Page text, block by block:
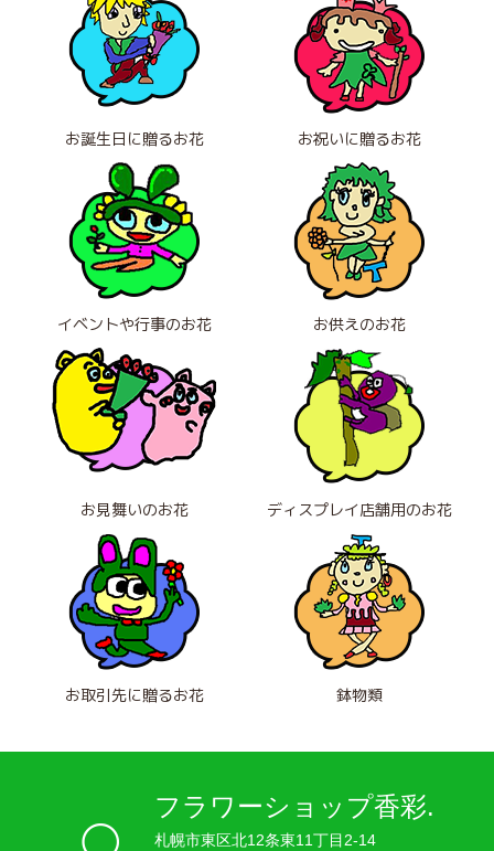
お誕生日に贈るお花 お祝いに贈るお花
イベントや行事のお花 お供えのお花
お見舞いのお花 ディスプレイ店舗用のお花
お取引先に贈るお花 鉢物類
フラワーショップ香彩.
札幌市東区北12条東11丁目2-14